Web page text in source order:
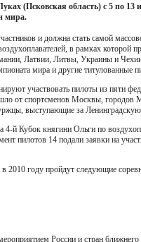
(Псковская область) с 5 по
мира.
и должна стать самой
в рамках которой
Латвии, Литвы, Украины и
мира и другие титулованные
участвовать пилоты из пяти
от спортсменов Москвы, городов
выступающие за Ленинградскую
й Кубок княгини Ольги по
пилотов 14 подали заявки на
2010 году пройдут следующие
России и стран ближнего